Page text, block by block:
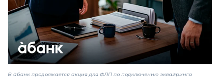
В àбанк продолжается акция для ФЛП по подключению эквайринга